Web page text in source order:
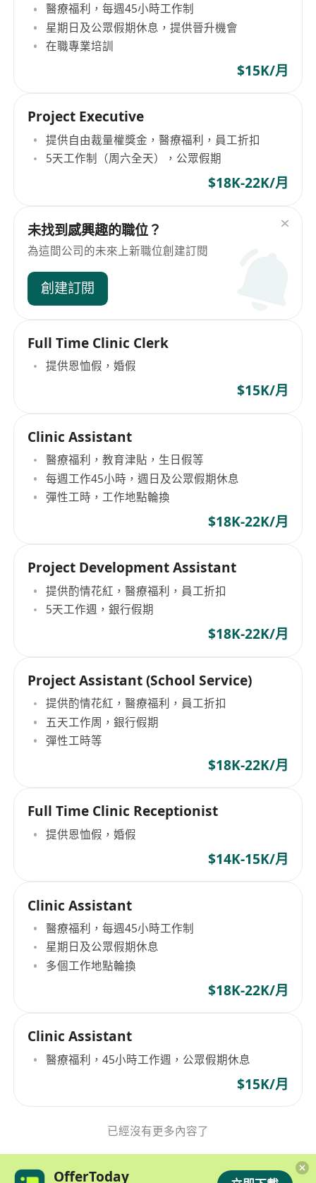
醫療福利，每週45小時工作制
星期日及公眾假期休息，提供晉升機會
在職專業培訓
$15K/月
Project Executive
提供自由裁量權獎金，醫療福利，員工折扣
5天工作制（周六全天），公眾假期
$18K-22K/月
未找到感興趣的職位？
為這間公司的未來上新職位創建訂閱
創建訂閱
Full Time Clinic Clerk
提供恩恤假，婚假
$15K/月
Clinic Assistant
醫療福利，教育津貼，生日假等
每週工作45小時，週日及公眾假期休息
彈性工時，工作地點輪換
$18K-22K/月
Project Development Assistant
提供酌情花紅，醫療福利，員工折扣
5天工作週，銀行假期
$18K-22K/月
Project Assistant (School Service)
提供酌情花紅，醫療福利，員工折扣
五天工作周，銀行假期
彈性工時等
$18K-22K/月
Full Time Clinic Receptionist
提供恩恤假，婚假
$14K-15K/月
Clinic Assistant
醫療福利，每週45小時工作制
星期日及公眾假期休息
多個工作地點輪換
$18K-22K/月
Clinic Assistant
醫療福利，45小時工作週，公眾假期休息
$15K/月
已經沒有更多內容了
OfferToday